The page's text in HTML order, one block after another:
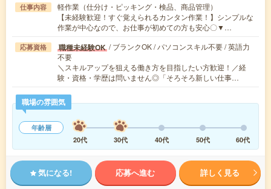
仕事内容
軽作業（仕分け・ピッキング・検品、商品管理）
【未経験歓迎！すぐ覚えられるカンタン作業！】シンプルな
作業が中心なので、お仕事が初めての方も安心〇▼…
応募資格 職種未経験OK / ブランクOK / パソコンスキル不要 / 英語力
不要
＼スキルアップを狙える働き方を目指したい方歓迎！／経
験・資格・学歴は問いません◎「そろそろ新しい仕事…
職場の雰囲気
年齢層
20代
30代 40代 50代 60代
気になる! 応募へ進む 詳しく見る